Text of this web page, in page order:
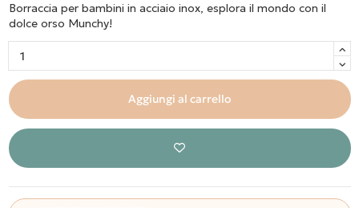
Borraccia per bambini in acciaio inox, esplora il mondo con il
dolce orso Munchy!
Aggiungi al carrello